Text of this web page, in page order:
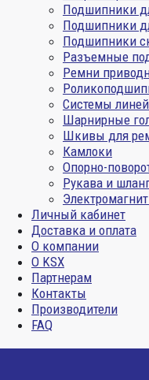
Подшипники
Подшипники
Подшипники
Разъемные
Ремни
Системы
Шарнирные
Шкивы для
Камлоки
Опорно-
Рукава и
Личный кабинет
Доставка и оплата
О компании
О KSX
Партнерам
Контакты
Производители
FAQ